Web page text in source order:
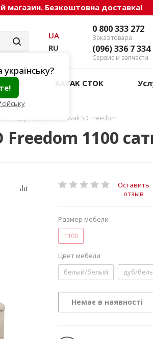
магазин. Безкоштовна доставка!
0 800 333 272
Заказ товара
(096) 336 7 334
Сервис и запчасти
UA
RU
RAVAK СТОК
под умывальник Ravak SD Freedom
1100
Оставить
отзыв
Размер мебели
1100
Цвет мебели
белый/белый
дуб/
Немає в наявності